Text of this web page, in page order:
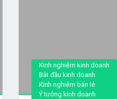
Kinh nghiệm kinh doanh
Bắt đầu kinh doanh
Kinh nghiệm bán lẻ
Ý tưởng kinh doanh